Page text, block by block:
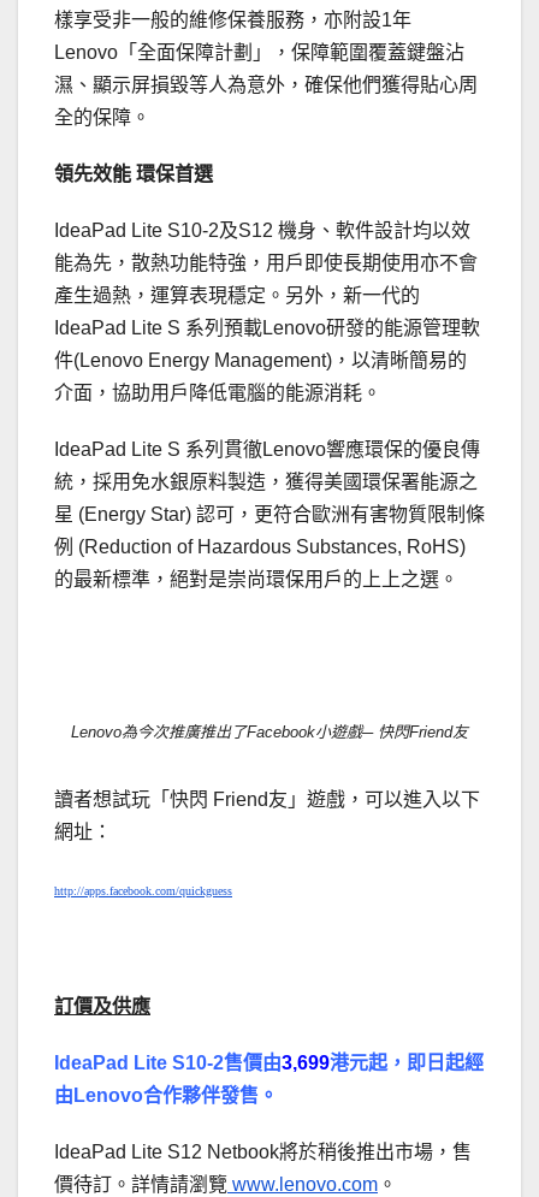
樣享受非一般的維修保養服務，亦附設1年
Lenovo「全面保障計劃」，保障範圍覆蓋鍵盤沾
濕、顯示屏損毀等人為意外，確保他們獲得貼心周
全的保障。
領先效能 環保首選
IdeaPad Lite S10-2及S12 機身、軟件設計均以效
能為先，散熱功能特強，用戶即使長期使用亦不會
產生過熱，運算表現穩定。另外，新一代的
IdeaPad Lite S 系列預載Lenovo研發的能源管理軟
件(Lenovo Energy Management)，以清晰簡易的
介面，協助用戶降低電腦的能源消耗。
IdeaPad Lite S 系列貫徹Lenovo響應環保的優良傳
統，採用免水銀原料製造，獲得美國環保署能源之
星 (Energy Star) 認可，更符合歐洲有害物質限制條
例 (Reduction of Hazardous Substances, RoHS)
的最新標準，絕對是崇尚環保用戶的上上之選。
Lenovo為今次推廣推出了Facebook小遊戲─ 快閃Friend友
讀者想試玩「快閃 Friend友」遊戲，可以進入以下
網址：
http://apps.facebook.com/quickguess
訂價及供應
IdeaPad Lite S10-2售價由3,699港元起，即日起經
由Lenovo合作夥伴發售。
IdeaPad Lite S12 Netbook將於稍後推出市場，售
價待訂。詳情請瀏覽 www.lenovo.com 。